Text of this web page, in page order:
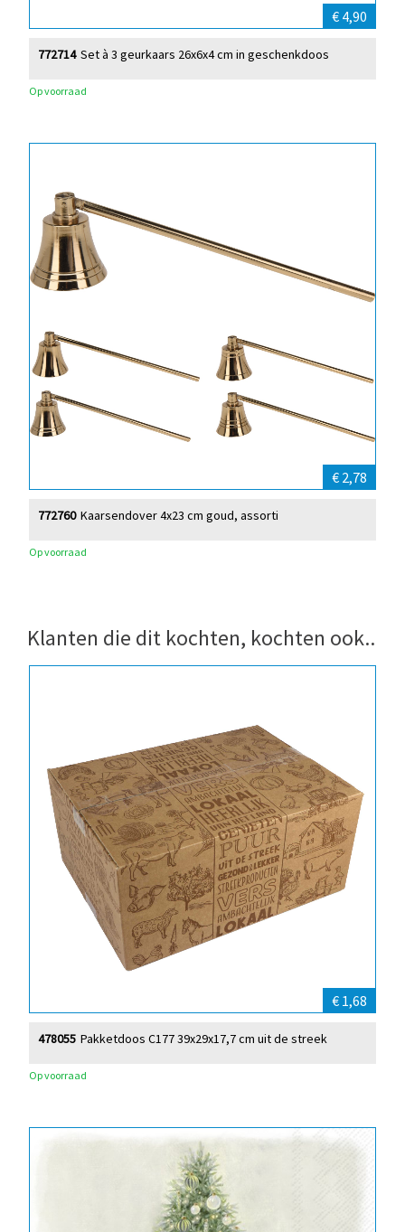
€ 4,90
Set à 3 geurkaars 26x6x4 cm in geschenkdoos
772714
Op voorraad
€ 2,78
Kaarsendover 4x23 cm goud, assorti
772760
Op voorraad
Klanten die dit kochten, kochten ook..
€ 1,68
Pakketdoos C177 39x29x17,7 cm uit de streek
478055
Op voorraad